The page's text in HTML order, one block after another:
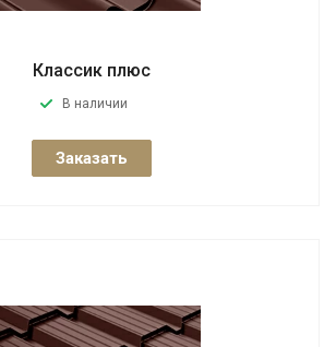
Классик плюс
В наличии
Заказать